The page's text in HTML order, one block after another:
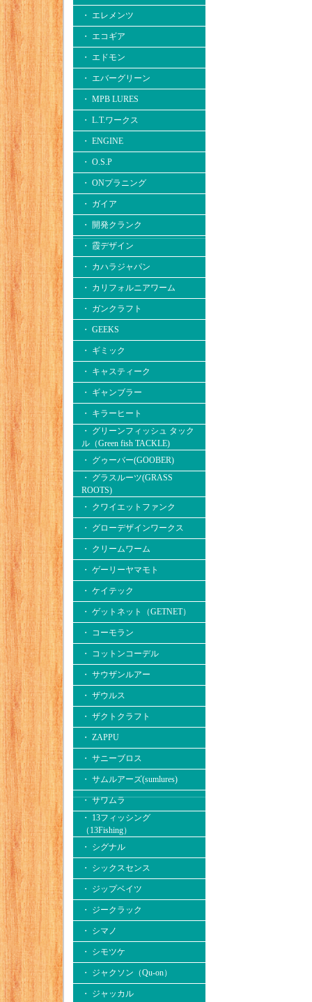
・ エレメンツ
・ エコギア
・ エドモン
・ エバーグリーン
・ MPB LURES
・ L.T.ワークス
・ ENGINE
・ O.S.P
・ ONプラニング
・ ガイア
・ 開発クランク
・ 霞デザイン
・ カハラジャパン
・ カリフォルニアワーム
・ ガンクラフト
・ GEEKS
・ ギミック
・ キャスティーク
・ ギャンブラー
・ キラーヒート
・ グリーンフィッシュ タック
ル（Green fish TACKLE)
・ グゥーバー(GOOBER)
・ グラスルーツ(GRASS
ROOTS)
・ クワイエットファンク
・ グローデザインワークス
・ クリームワーム
・ ゲーリーヤマモト
・ ケイテック
・ ゲットネット（GETNET）
・ コーモラン
・ コットンコーデル
・ サウザンルアー
・ ザウルス
・ ザクトクラフト
・ ZAPPU
・ サニーブロス
・ サムルアーズ(sumlures)
・ サワムラ
・ 13フィッシング
（13Fishing）
・ シグナル
・ シックスセンス
・ ジップベイツ
・ ジークラック
・ シマノ
・ シモツケ
・ ジャクソン（Qu-on）
・ ジャッカル